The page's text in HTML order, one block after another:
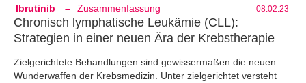
Ibrutinib
– Zusammenfassung 08.02.23
Chronisch lymphatische Leukämie (CLL):
Strategien in einer neuen Ära der Krebstherapie
Zielgerichtete Behandlungen sind gewissermaßen die neuen
Wunderwaffen der Krebsmedizin. Unter zielgerichtet versteht